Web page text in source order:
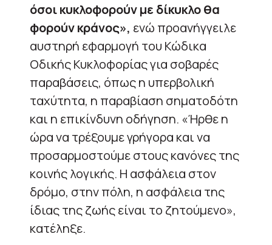
όσοι κυκλοφορούν με δίκυκλο θα
φορούν κράνος», ενώ προανήγγειλε
αυστηρή εφαρμογή του Κώδικα
Οδικής Κυκλοφορίας για σοβαρές
παραβάσεις, όπως η υπερβολική
ταχύτητα, η παραβίαση σηματοδότη
και η επικίνδυνη οδήγηση. «Ήρθε η
ώρα να τρέξουμε γρήγορα και να
προσαρμοστούμε στους κανόνες της
κοινής λογικής. Η ασφάλεια στον
δρόμο, στην πόλη, η ασφάλεια της
ίδιας της ζωής είναι το ζητούμενο»,
κατέληξε.